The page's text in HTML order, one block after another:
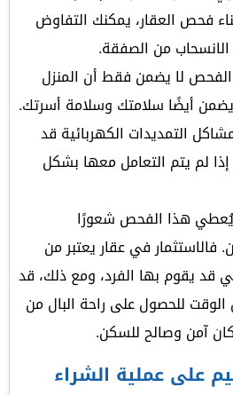
فحص العقار، يمكنك التفاوض
من الصفقة.
لا يضمن فقط أن المنزل
أيضًا سلامتك وسلامة أسرتك.
التمديدات الكهربائية قد
لم يتم التعامل معها بشكل
هذا الفحص شعورًا
فالاستثمار في عقار يعتبر من
قد يقوم بها الفرد، ومع ذلك، قد
للحصول على راحة البال من
آمن وصالح للسكن.
على عملية الشراء